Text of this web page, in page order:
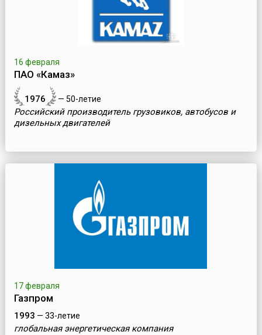
16 февраля
ПАО «Камаз»
1976 — 50-летие
Российский производитель грузовиков, автобусов и
дизельных двигателей
17 февраля
Газпром
1993 — 33-летие
глобальная энергетическая компания